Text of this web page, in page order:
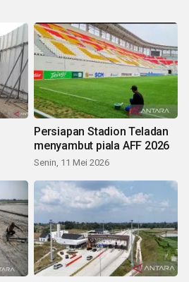
Persiapan Stadion Teladan
menyambut piala AFF 2026
Senin, 11 Mei 2026